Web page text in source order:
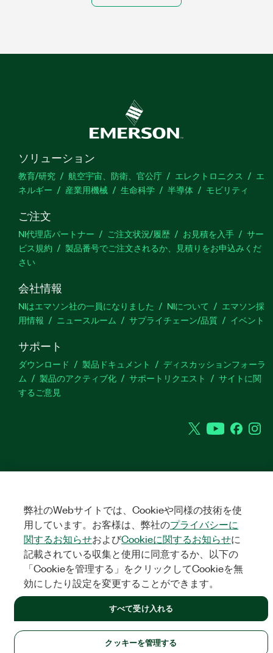
ソリューション
教育/研究 航空宇宙、防衛、官公庁 エレクトロニクス
エ
ネルギー
産業用機械 生命科学 半導体 モビリティ
ご注文
NI代理店パートナー ご注文状況/履歴 お見積を入手
サー
ビス規約
製品番号でご注文されるか、見積りをお申込みくだ
さい
会社情報
NIはエマソン社の一員になりました NIについて
エマソン採
用情報
ニュースルーム サプライチェーン/品質 イベント
サポート
ダウンロード 製品ドキュメント
ディスカッションフォーラ
ム
製品のアクティブ化 サポートリクエスト
サイトに関
するご意見
TwitterYouTube
United States
法令関連情報|IMPRINT|プライバシー| クッキーを管理する
弊社のWebサイトでは、Cookieや同様の技術を使
用しています。お客様は、弊社のプライバシーに
関するお知らせおよびCookieに関するお知らせに
記載されている収集と使用に同意するか、以下の
「Cookieを管理する」をクリックしてCookieを無
効にしたり設定を変更することができます。
クッキーを管理する
すべて受け入れる